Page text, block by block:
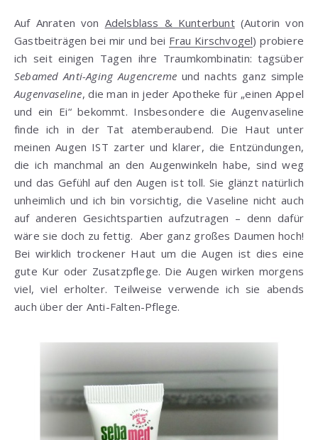
Auf Anraten von Adelsblass & Kunterbunt(Autorin von
Gastbeiträgen bei mir und bei Frau Kirschvogel) probiere
ich seit einigen Tagen ihre Traumkombinatin: tagsüber
Sebamed Anti-Aging Augencreme und nachts ganz simple
Augenvaseline, die man in jeder Apotheke für „einen Appel
und ein Ei“ bekommt. Insbesondere die Augenvaseline
finde ich in der Tat atemberaubend. Die Haut unter
meinen Augen IST zarter und klarer, die Entzündungen,
die ich manchmal an den Augenwinkeln habe, sind weg
und das Gefühl auf den Augen ist toll. Sie glänzt natürlich
unheimlich und ich bin vorsichtig, die Vaseline nicht auch
auf anderen Gesichtspartien aufzutragen – denn dafür
wäre sie doch zu fettig. Aber ganz großes Daumen hoch!
Bei wirklich trockener Haut um die Augen ist dies eine
gute Kur oder Zusatzpflege. Die Augen wirken morgens
viel, viel erholter. Teilweise verwende ich sie abends
auch über der Anti-Falten-Pflege.